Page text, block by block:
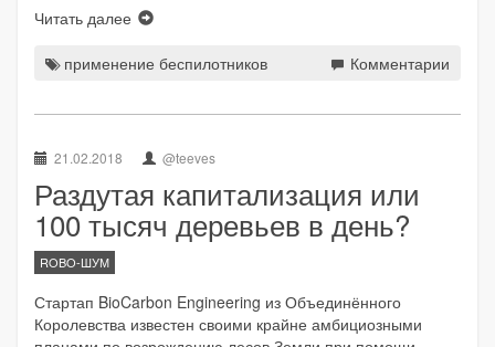
Читать далее
применение беспилотников Комментарии
21.02.2018 @teeves
Раздутая капитализация или
100 тысяч деревьев в день?
ROBO-ШУМ
Стартап BioCarbon Engineering из Объединённого
Королевства известен своими крайне амбициозными